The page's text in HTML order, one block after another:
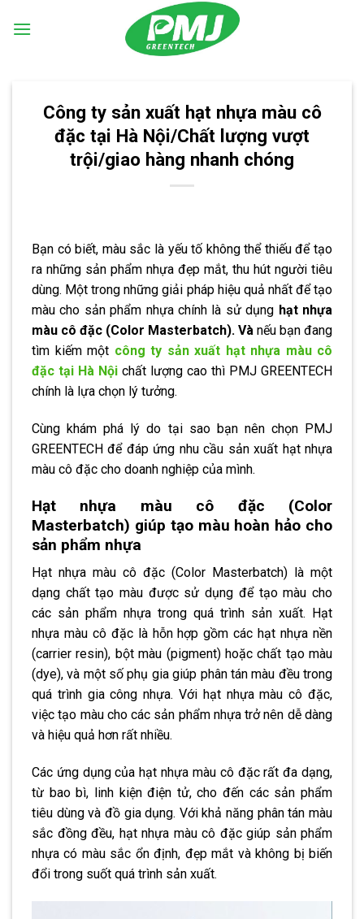
Công ty sản xuất hạt nhựa màu cô
đặc tại Hà Nội/Chất lượng vượt
trội/giao hàng nhanh chóng
Bạn có biết, màu sắc là yếu tố không thể thiếu để tạo
ra những sản phẩm nhựa đẹp mắt, thu hút người tiêu
dùng. Một trong những giải pháp hiệu quả nhất để tạo
màu cho sản phẩm nhựa chính là sử dụng hạt nhựa
màu cô đặc (Color Masterbatch). Và nếu bạn đang
tìm kiếm một công ty sản xuất hạt nhựa màu cô
đặc tại Hà Nội chất lượng cao thì PMJ GREENTECH
chính là lựa chọn lý tưởng.
Cùng khám phá lý do tại sao bạn nên chọn PMJ
GREENTECH để đáp ứng nhu cầu sản xuất hạt nhựa
màu cô đặc cho doanh nghiệp của mình.
Hạt nhựa màu cô đặc (Color
Masterbatch) giúp tạo màu hoàn hảo cho
sản phẩm nhựa
Hạt nhựa màu cô đặc (Color Masterbatch) là một
dạng chất tạo màu được sử dụng để tạo màu cho
các sản phẩm nhựa trong quá trình sản xuất. Hạt
nhựa màu cô đặc là hỗn hợp gồm các hạt nhựa nền
(carrier resin), bột màu (pigment) hoặc chất tạo màu
(dye), và một số phụ gia giúp phân tán màu đều trong
quá trình gia công nhựa. Với hạt nhựa màu cô đặc,
việc tạo màu cho các sản phẩm nhựa trở nên dễ dàng
và hiệu quả hơn rất nhiều.
Các ứng dụng của hạt nhựa màu cô đặc rất đa dạng,
từ bao bì, linh kiện điện tử, cho đến các sản phẩm
tiêu dùng và đồ gia dụng. Với khả năng phân tán màu
sắc đồng đều, hạt nhựa màu cô đặc giúp sản phẩm
nhựa có màu sắc ổn định, đẹp mắt và không bị biến
đổi trong suốt quá trình sản xuất.